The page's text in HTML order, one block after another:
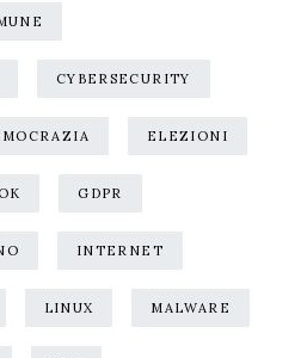
CYBERSECURITY
ELEZIONI
GDPR
INTERNET
LINUX MALWARE